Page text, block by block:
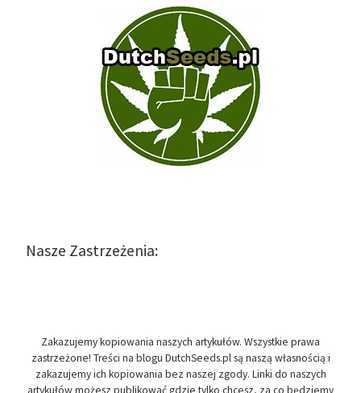
Nasze Zastrzeżenia:
Zakazujemy kopiowania naszych artykułów. Wszystkie prawa
zastrzeżone! Treści na blogu DutchSeeds.pl są naszą własnością i
zakazujemy ich kopiowania bez naszej zgody. Linki do naszych